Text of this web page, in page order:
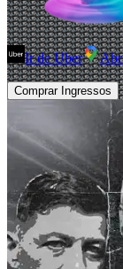
Ir de Uber
Comprar Ingressos